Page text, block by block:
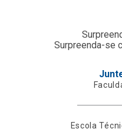
Surpreenda-se
Escola